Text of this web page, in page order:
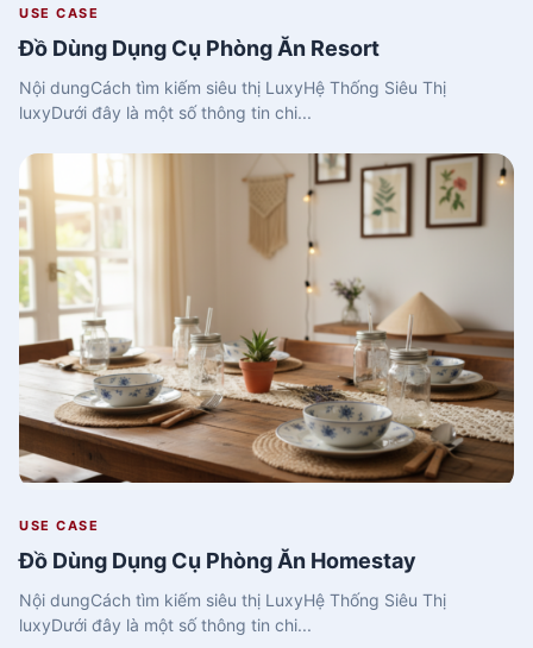
USE CASE
Đồ Dùng Dụng Cụ Phòng Ăn Resort
Nội dungCách tìm kiếm siêu thị LuxyHệ Thống Siêu Thị
luxyDưới đây là một số thông tin chi...
USE CASE
Đồ Dùng Dụng Cụ Phòng Ăn Homestay
Nội dungCách tìm kiếm siêu thị LuxyHệ Thống Siêu Thị
luxyDưới đây là một số thông tin chi...